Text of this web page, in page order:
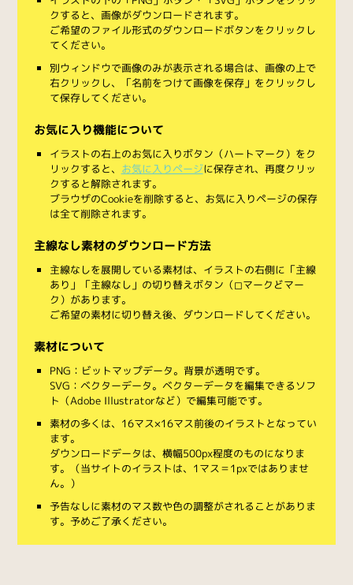
クすると、画像がダウンロードされます。
ご希望のファイル形式のダウンロードボタンをクリックし
てください。
別ウィンドウで画像のみが表示される場合は、画像の上で
右クリックし、「名前をつけて画像を保存」をクリックし
て保存してください。
お気に入り機能について
イラストの右上のお気に入りボタン（ハートマーク）をク
リックすると、 お気に入りページに保存され、再度クリッ
クすると解除されます。
ブラウザのCookieを削除すると、お気に入りページの保存
は全て削除されます。
主線なし素材のダウンロード方法
主線なしを展開している素材は、イラストの右側に「主線
あり」「主線なし」の切り替えボタン（◻︎マークと◼︎マー
ク）があります。
ご希望の素材に切り替え後、ダウンロードしてください。
素材について
PNG：ビットマップデータ。背景が透明です。
SVG：ベクターデータ。ベクターデータを編集できるソフ
ト（Adobe Illustratorなど）で編集可能です。
素材の多くは、16マス×16マス前後のイラストとなってい
ます。
ダウンロードデータは、横幅500px程度のものになりま
す。（当サイトのイラストは、1マス＝1pxではありませ
ん。）
予告なしに素材のマス数や色の調整がされることがありま
す。予めご了承ください。